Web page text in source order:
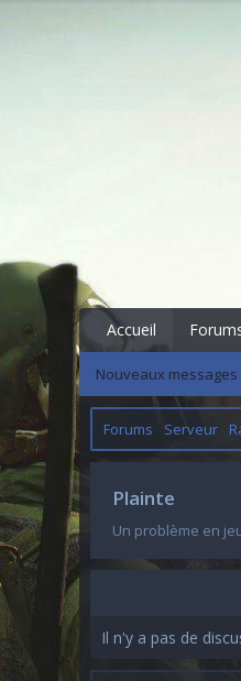
Accueil
Nouveaux messages
Forums Serveur
Plainte
Un problème en
Il n'y a pas de